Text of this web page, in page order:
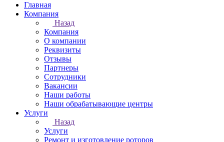
Главная
Компания
Назад
Компания
О компании
Реквизиты
Отзывы
Партнеры
Сотрудники
Вакансии
Наши работы
Наши обрабатывающие центры
Услуги
Назад
Услуги
Ремонт и изготовление роторов